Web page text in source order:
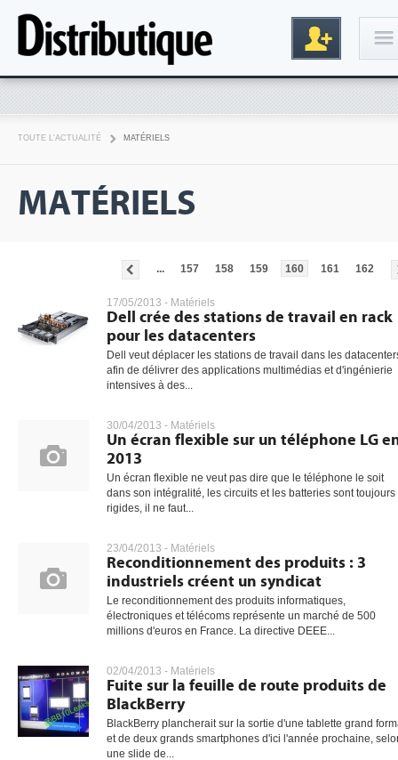
TOUTE L'ACTUALITÉ MATÉRIELS
MATÉRIELS
... 157 158 159 160 161 162
17/05/2013 - Matériels
Dell crée des stations de travail en rack
pour les datacenters
Dell veut déplacer les stations de travail dans les
afin de délivrer des applications multimédias et d'ingénierie
intensives à des...
30/04/2013 - Matériels
Un écran flexible sur un téléphone LG
2013
Un écran flexible ne veut pas dire que le téléphone le soit
dans son intégralité, les circuits et les batteries sont toujours
rigides, il ne faut...
23/04/2013 - Matériels
Reconditionnement des produits : 3
industriels créent un syndicat
Le reconditionnement des produits informatiques,
électroniques et télécoms représente un marché de 500
millions d'euros en France. La directive DEEE...
02/04/2013 - Matériels
Fuite sur la feuille de route produits de
BlackBerry
BlackBerry plancherait sur la sortie d'une tablette grand
et de deux grands smartphones d'ici l'année prochaine,
une slide de...